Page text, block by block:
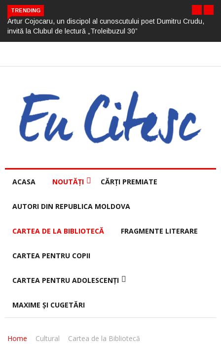
TRENDING
Artur Cojocaru, un discipol al cunoscutului poet Dumitru Crudu,
invită la Clubul de lectură „Troleibuzul 30”
ACASA NOUTĂȚI CĂRȚI PREMIATE
AUTORI DIN REPUBLICA MOLDOVA
CARTEA DE LA BIBLIOTECĂ FRAGMENTE LITERARE
CARTEA PENTRU COPII
CARTEA PENTRU ADOLESCENȚI
MAXIME ȘI CUGETĂRI
Home Cultural Cartea de la Bibliotecă